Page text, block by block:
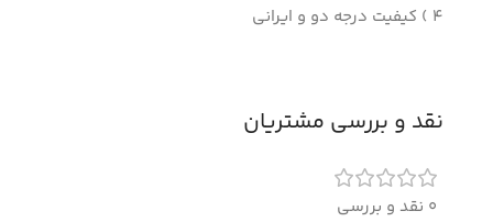
4 ) کیفیت درجه دو و ایرانی
نقد و بررسی مشتریان
0 نقد و بررسی